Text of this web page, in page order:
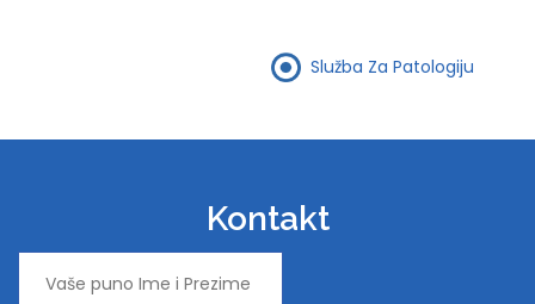
Služba Za Patologiju
Kontakt